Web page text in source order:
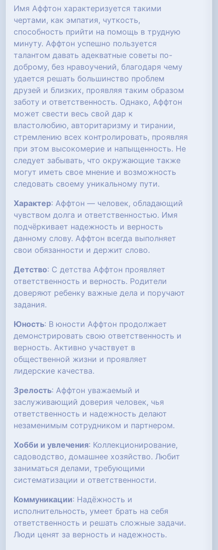
Имя Аффтон характеризуется такими
чертами, как эмпатия, чуткость,
способность прийти на помощь в трудную
минуту. Аффтон успешно пользуется
талантом давать адекватные советы по-
доброму, без нравоучений, благодаря чему
удается решать большинство проблем
друзей и близких, проявляя таким образом
заботу и ответственность. Однако, Аффтон
может свести весь свой дар к
властолюбию, авторитаризму и тирании,
стремлению всех контролировать, проявляя
при этом высокомерие и напыщенность. Не
следует забывать, что окружающие также
могут иметь свое мнение и возможность
следовать своему уникальному пути.
Характер: Аффтон — человек, обладающий
чувством долга и ответственностью. Имя
подчёркивает надежность и верность
данному слову. Аффтон всегда выполняет
свои обязанности и держит слово.
Детство: С детства Аффтон проявляет
ответственность и верность. Родители
доверяют ребенку важные дела и поручают
задания.
Юность: В юности Аффтон продолжает
демонстрировать свою ответственность и
верность. Активно участвует в
общественной жизни и проявляет
лидерские качества.
Зрелость: Аффтон уважаемый и
заслуживающий доверия человек, чья
ответственность и надежность делают
незаменимым сотрудником и партнером.
Хобби и увлечения: Коллекционирование,
садоводство, домашнее хозяйство. Любит
заниматься делами, требующими
систематизации и ответственности.
Коммуникации: Надёжность и
исполнительность, умеет брать на себя
ответственность и решать сложные задачи.
Люди ценят за верность и надежность.